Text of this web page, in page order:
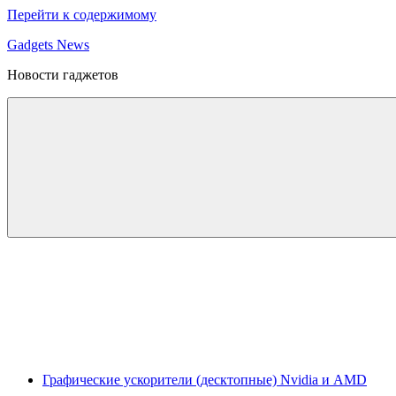
Перейти к содержимому
Gadgets News
Новости гаджетов
Графические ускорители (десктопные) Nvidia и AMD